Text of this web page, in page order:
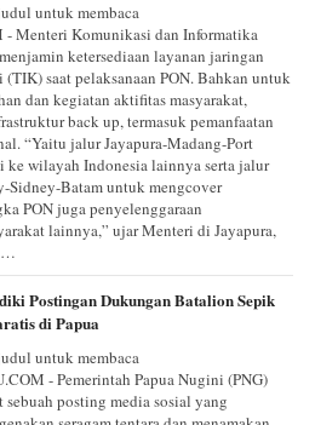
untuk membaca
Menteri Komunikasi dan Informatika
ketersediaan layanan jaringan
saat pelaksanaan PON. Bahkan untuk
dan kegiatan aktifitas masyarakat,
back up, termasuk pemanfaatan
“Yaitu jalur Jayapura-Madang-Port
ke wilayah Indonesia lainnya serta jalur
Sidney-Batam untuk mengcover
PON juga penyelenggaraan
lainnya,” ujar Menteri di Jayapura,
Postingan Dukungan Batalion Sepik
di Papua
untuk membaca
- Pemerintah Papua Nugini (PNG)
posting media sosial yang